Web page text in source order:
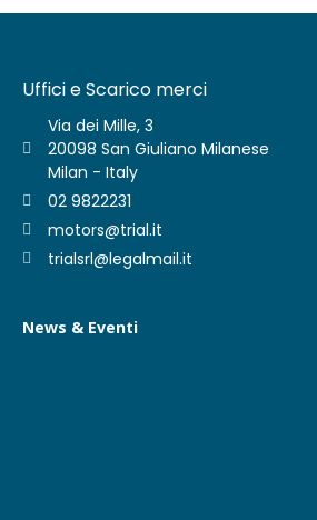
Uffici e Scarico merci
Via dei Mille, 3
20098 San Giuliano Milanese
Milan - Italy
02 9822231
motors@trial.it
trialsrl@legalmail.it
News & Eventi